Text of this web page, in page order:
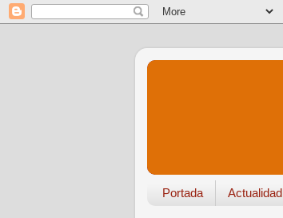
Portada Actualidad